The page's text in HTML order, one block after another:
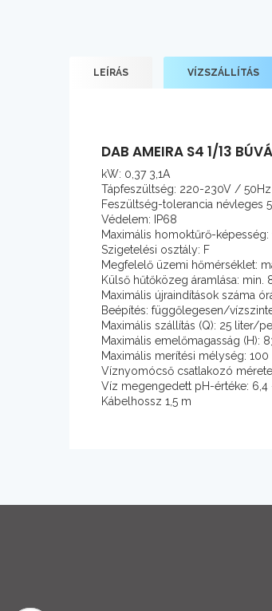
LEÍRÁS VÍZSZÁLLÍTÁS
DAB AMEIRA S4 1/13
kW: 0,37 3,1A
Tápfeszültség: 220-230V / 50Hz
Feszültség-tolerancia névleges
Védelem: IP68
Maximális homoktűrő-
Szigetelési osztály: F
Megfelelő üzemi hőmérséklet:
Külső hűtőközeg áramlása:
Maximális újraindítások száma
Beépítés: függőlegesen/
Maximális szállítás (Q): 25 liter/
Maximális emelőmagasság (H):
Maximális merítési mélység: 100
Víznyomócső csatlakozó
Víz megengedett pH-értéke: 6,4
Kábelhossz 1,5 m